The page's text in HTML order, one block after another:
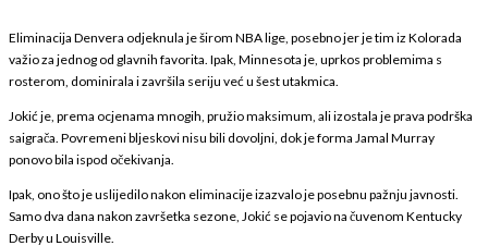
Eliminacija Denvera odjeknula je širom NBA lige, posebno jer je tim iz Kolorada
važio za jednog od glavnih favorita. Ipak, Minnesota je, uprkos problemima s
rosterom, dominirala i završila seriju već u šest utakmica.
Jokić je, prema ocjenama mnogih, pružio maksimum, ali izostala je prava podrška
saigrača. Povremeni bljeskovi nisu bili dovoljni, dok je forma Jamal Murray
ponovo bila ispod očekivanja.
Ipak, ono što je uslijedilo nakon eliminacije izazvalo je posebnu pažnju javnosti.
Samo dva dana nakon završetka sezone, Jokić se pojavio na čuvenom Kentucky
Derby u Louisville.